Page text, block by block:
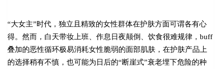
“大女主”时代，独立且精致的女性群体在护肤方面可谓各有心
得。然而，白天带妆上班、作息日夜颠倒、饮食很难规律，buff
叠加的恶性循环极易消耗女性脆弱的面部肌肤，在护肤产品上
的选择稍有不慎，也可能为日后的“断崖式”衰老埋下危险的种